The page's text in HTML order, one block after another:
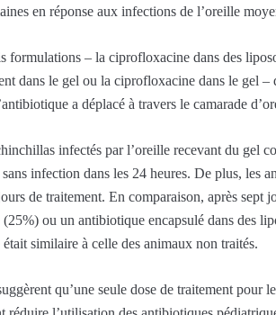
en réponse aux infections de l’oreille
formulations – la ciprofloxacine dans des
dans le gel ou la ciprofloxacine dans le gel
a déplacé à travers le camarade
infectés par l’oreille recevant du gel
infection dans les 24 heures. De plus, les
de traitement. En comparaison, après
ou un antibiotique encapsulé dans des
similaire à celle des animaux non traités.
qu’une seule dose de traitement